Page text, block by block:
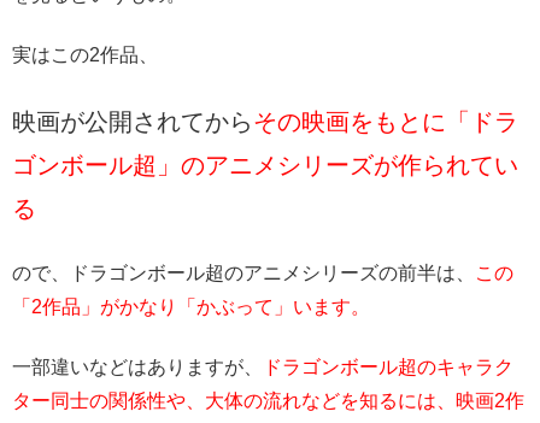
実はこの2作品、
映画が公開されてからその映画をもとに「ドラ
ゴンボール超」のアニメシリーズが作られてい
る
ので、ドラゴンボール超のアニメシリーズの前半は、
この
「2作品」がかなり「かぶって」います。
一部違いなどはありますが、
ドラゴンボール超のキャラク
ター同士の関係性や、大体の流れなどを知るには、映画2作